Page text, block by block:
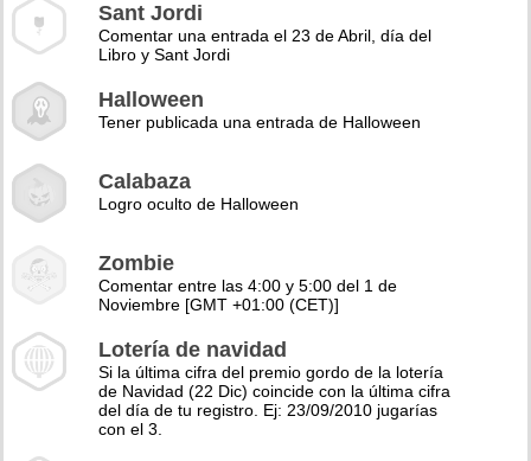
Sant Jordi
Comentar una entrada el 23 de Abril, día del
Libro y Sant Jordi
Halloween
Tener publicada una entrada de Halloween
Calabaza
Logro oculto de Halloween
Zombie
Comentar entre las 4:00 y 5:00 del 1 de
Noviembre [GMT +01:00 (CET)]
Lotería de navidad
Si la última cifra del premio gordo de la lotería
de Navidad (22 Dic) coincide con la última cifra
del día de tu registro. Ej: 23/09/2010 jugarías
con el 3.